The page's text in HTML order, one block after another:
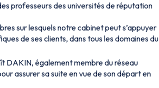
professeurs des universités de réputation
sur lesquels notre cabinet peut s’appuyer
de ses clients, dans tous les domaines du
DAKIN, également membre du réseau
assurer sa suite en vue de son départ en